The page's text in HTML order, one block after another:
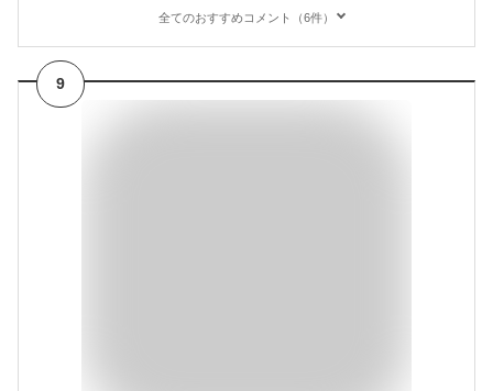
全てのおすすめコメント（6件）
9